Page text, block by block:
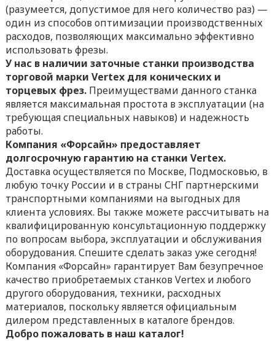
(разумеется, допустимое для него количество раз) —
один из способов оптимизации производственных
расходов, позволяющих максимально эффективно
использовать фрезы.
У нас в наличии заточные станки производства
торговой марки Vertex для конических и
торцевых фрез.Преимуществами данного станка
является максимальная простота в эксплуатации (на
требующая специальных навыков) и надежность
работы.
Компания «Форсайн» предоставляет
долгосрочную гарантию на станки Vertex.
Доставка осуществляется по Москве, Подмосковью, в
любую точку России и в страны СНГ партнерскими
транспортными компаниями на выгодных для
клиента условиях. Вы также можете рассчитывать на
квалифицированную консультационную поддержку
по вопросам выбора, эксплуатации и обслуживания
оборудования. Спешите сделать заказ уже сегодня!
Компания «Форсайн» гарантирует Вам безупречное
качество приобретаемых станков Vertex и любого
другого оборудования, техники, расходных
материалов, поскольку является официальным
дилером представленных в каталоге брендов.
Добро пожаловать в наш каталог!